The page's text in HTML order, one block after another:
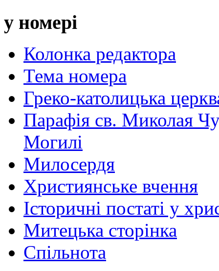
у номері
Колонка редактора
Тема номера
Греко-католицька
Парафія св. Миколая
Могилі
Милосердя
Християнське вчення
Історичні постаті у
Митецька сторінка
Спільнота